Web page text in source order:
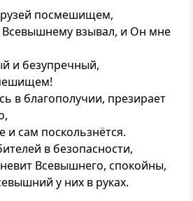
посмешищем,
Всевышнему взывал, и Он мне
и безупречный,
в благополучии, презирает
и сам поскользнётся.
в безопасности,
Всевышнего, спокойны,
у них в руках.